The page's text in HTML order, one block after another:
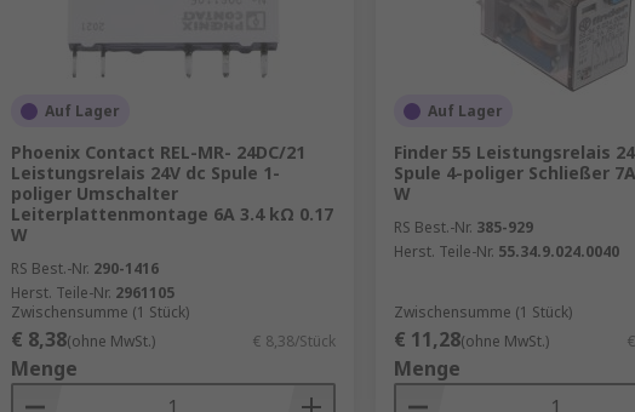
Auf Lager
Phoenix Contact REL-MR- 24DC/21
Leistungsrelais 24V dc Spule 1-
poliger Umschalter
Leiterplattenmontage 6A 3.4 kΩ 0.17
W
RS Best.-Nr. 290-1416
Herst. Teile-Nr. 2961105
Zwischensumme (1 Stück)
€ 8,38(ohne MwSt.) € 8,38/Stück
Menge
Auf Lager
Finder 55 Leistungsrelais
Spule 4-poliger Schließer
W
RS Best.-Nr. 385-929
Herst. Teile-Nr. 55.34.9.024.0040
Zwischensumme (1 Stück)
€ 11,28(ohne MwSt.)
Menge